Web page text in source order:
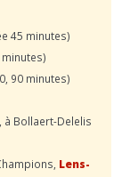
45 minutes)
90 minutes)
à Bollaert-Delelis
Lens-